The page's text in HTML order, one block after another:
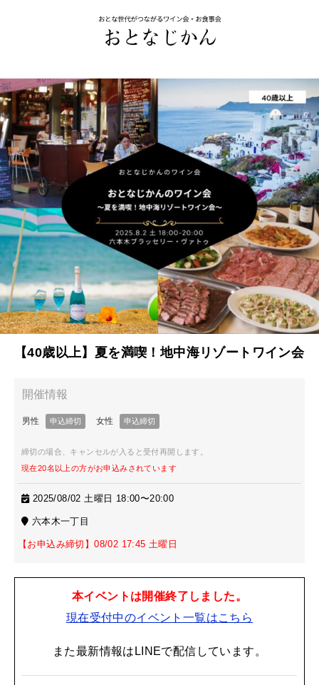
【40歳以上】夏を満喫！地中海リゾートワイン会
締切の場合、キャンセルが入ると受付再開します。
現在20名以上の方がお申込みされています
2025/08/02 土曜日 18:00〜20:00
六本木一丁目
【お申込み締切】08/02 17:45 土曜日
本イベントは開催終了しました。
現在受付中のイベント一覧はこちら
また最新情報はLINEで配信しています。